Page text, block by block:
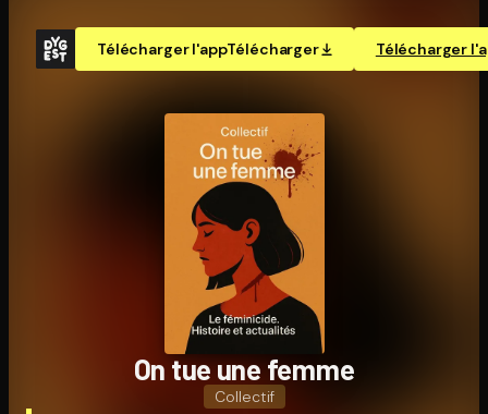
Télécharger l'appTélécharger Télécharger
On tue une femme
Collectif